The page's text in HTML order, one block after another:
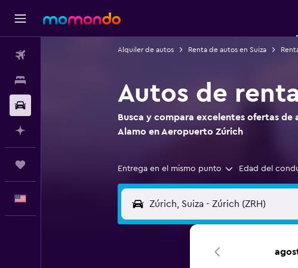
Alquiler de autos Renta de autos en Suiza
Autos de
Busca y compara excelentes ofertas de
Alamo en Aeropuerto Zúrich
Entrega en el mismo punto Edad del